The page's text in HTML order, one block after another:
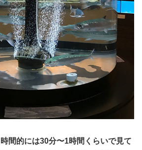
時間的には30分〜1時間くらいで見て